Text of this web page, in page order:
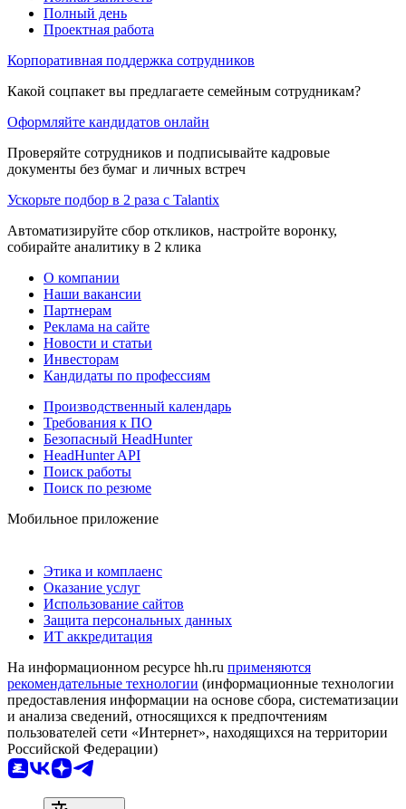
Полный день
Проектная работа
Корпоративная поддержка сотрудников
Какой соцпакет вы предлагаете семейным сотрудникам?
Оформляйте кандидатов онлайн
Проверяйте сотрудников и подписывайте кадровые
документы без бумаг и личных встреч
Ускорьте подбор в 2 раза с Talantix
Автоматизируйте сбор откликов, настройте воронку,
собирайте аналитику в 2 клика
О компании
Наши вакансии
Партнерам
Реклама на сайте
Новости и статьи
Инвесторам
Кандидаты по профессиям
Производственный календарь
Требования к ПО
Безопасный HeadHunter
HeadHunter API
Поиск работы
Поиск по резюме
Мобильное приложение
Этика и комплаенс
Оказание услуг
Использование сайтов
Защита персональных данных
ИТ аккредитация
На информационном ресурсе hh.ru применяются
рекомендательные технологии (информационные технологии
предоставления информации на основе сбора, систематизации
и анализа сведений, относящихся к предпочтениям
пользователей сети «Интернет», находящихся на территории
Российской Федерации)